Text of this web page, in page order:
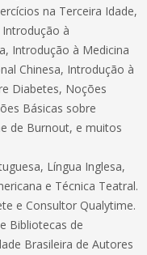
na Terceira Idade,
à
Introdução à Medicina
Chinesa, Introdução à
Diabetes, Noções
Básicas sobre
de Burnout, e muitos
Língua Inglesa,
e Técnica Teatral.
e Consultor Qualytime.
Bibliotecas de
Brasileira de Autores